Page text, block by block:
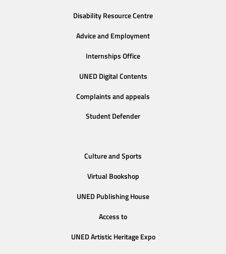
Disability Resource Centre
Advice and Employment
Internships Office
UNED Digital Contents
Complaints and appeals
Student Defender
Culture and Sports
Virtual Bookshop
UNED Publishing House
Access to
UNED Artistic Heritage Expo